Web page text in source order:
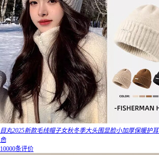
目丸2025新款毛线帽子女秋冬季大头围显脸小加厚保暖护
色
10000条评价